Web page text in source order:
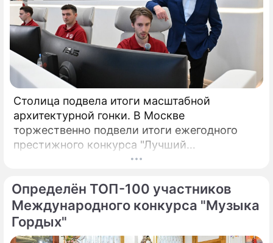
Столица подвела итоги масштабной
архитектурной гонки. В Москве
торжественно подвели итоги ежегодного
престижного конкурса "Лучший
реализованный проект в области
Определён ТОП-100 участников
Международного конкурса "Музыка
Гордых"